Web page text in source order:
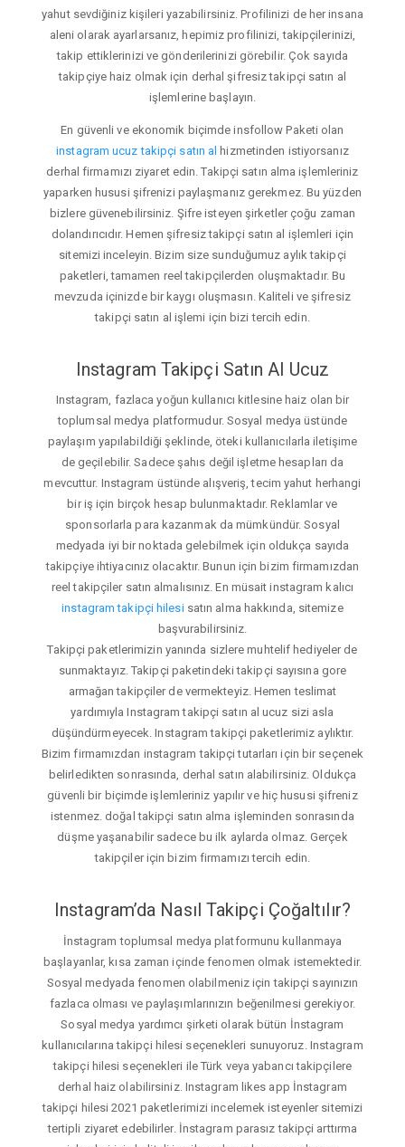
yahut sevdiğiniz kişileri yazabilirsiniz. Profilinizi de her insana
aleni olarak ayarlarsanız, hepimiz profilinizi, takipçilerinizi,
takip ettiklerinizi ve gönderilerinizi görebilir. Çok sayıda
takipçiye haiz olmak için derhal şifresiz takipçi satın al
işlemlerine başlayın.
En güvenli ve ekonomik biçimde insfollow Paketi olan
instagram ucuz takipçi satın al hizmetinden istiyorsanız
derhal firmamızı ziyaret edin. Takipçi satın alma işlemleriniz
yaparken hususi şifrenizi paylaşmanız gerekmez. Bu yüzden
bizlere güvenebilirsiniz. Şifre isteyen şirketler çoğu zaman
dolandırıcıdır. Hemen şifresiz takipçi satın al işlemleri için
sitemizi inceleyin. Bizim size sunduğumuz aylık takipçi
paketleri, tamamen reel takipçilerden oluşmaktadır. Bu
mevzuda içinizde bir kaygı oluşmasın. Kaliteli ve şifresiz
takipçi satın al işlemi için bizi tercih edin.
Instagram Takipçi Satın Al Ucuz
Instagram, fazlaca yoğun kullanıcı kitlesine haiz olan bir
toplumsal medya platformudur. Sosyal medya üstünde
paylaşım yapılabildiği şeklinde, öteki kullanıcılarla iletişime
de geçilebilir. Sadece şahıs değil işletme hesapları da
mevcuttur. Instagram üstünde alışveriş, tecim yahut herhangi
bir iş için birçok hesap bulunmaktadır. Reklamlar ve
sponsorlarla para kazanmak da mümkündür. Sosyal
medyada iyi bir noktada gelebilmek için oldukça sayıda
takipçiye ihtiyacınız olacaktır. Bunun için bizim firmamızdan
reel takipçiler satın almalısınız. En müsait instagram kalıcı
instagram takipçi hilesisatın alma hakkında, sitemize
başvurabilirsiniz.
Takipçi paketlerimizin yanında sizlere muhtelif hediyeler de
sunmaktayız. Takipçi paketindeki takipçi sayısına gore
armağan takipçiler de vermekteyiz. Hemen teslimat
yardımıyla Instagram takipçi satın al ucuz sizi asla
düşündürmeyecek. Instagram takipçi paketlerimiz aylıktır.
Bizim firmamızdan instagram takipçi tutarları için bir seçenek
belirledikten sonrasında, derhal satın alabilirsiniz. Oldukça
güvenli bir biçimde işlemleriniz yapılır ve hiç hususi şifreniz
istenmez. doğal takipçi satın alma işleminden sonrasında
düşme yaşanabilir sadece bu ilk aylarda olmaz. Gerçek
takipçiler için bizim firmamızı tercih edin.
Instagram’da Nasıl Takipçi Çoğaltılır?
İnstagram toplumsal medya platformunu kullanmaya
başlayanlar, kısa zaman içinde fenomen olmak istemektedir.
Sosyal medyada fenomen olabilmeniz için takipçi sayınızın
fazlaca olması ve paylaşımlarınızın beğenilmesi gerekiyor.
Sosyal medya yardımcı şirketi olarak bütün İnstagram
kullanıcılarına takipçi hilesi seçenekleri sunuyoruz. Instagram
takipçi hilesi seçenekleri ile Türk veya yabancı takipçilere
derhal haiz olabilirsiniz. Instagram likes app İnstagram
takipçi hilesi 2021 paketlerimizi incelemek isteyenler sitemizi
tertipli ziyaret edebilirler. İnstagram parasız takipçi arttırma